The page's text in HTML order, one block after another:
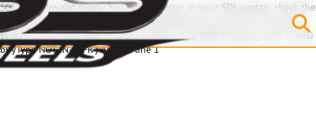
SQL Error: Invalid query: You have an error in your SQL syntax; check the
manual that corresponds to your MariaDB server version for the right
syntax to use near 'AND Product_profile = 61)) AND Product_inch='1' AND
buyType NOT IN ('OFR') AN...' at line 1